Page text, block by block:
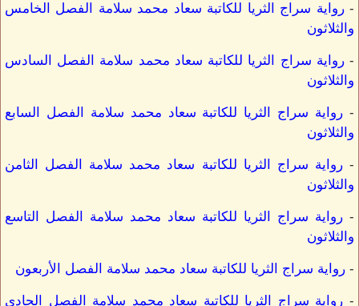
-رواية سراج الثريا للكاتبة سعاد محمد سلامة الفصل الخامس
والثلاثون
-رواية سراج الثريا للكاتبة سعاد محمد سلامة الفصل السادس
والثلاثون
- رواية سراج الثريا للكاتبة سعاد محمد سلامة الفصل السابع
والثلاثون
-رواية سراج الثريا للكاتبة سعاد محمد سلامة الفصل الثامن
والثلاثون
- رواية سراج الثريا للكاتبة سعاد محمد سلامة الفصل التاسع
والثلاثون
- رواية سراج الثريا للكاتبة سعاد محمد سلامة الفصل الأربعون
- رواية سراج الثريا للكاتبة سعاد محمد سلامة الفصل الحادي